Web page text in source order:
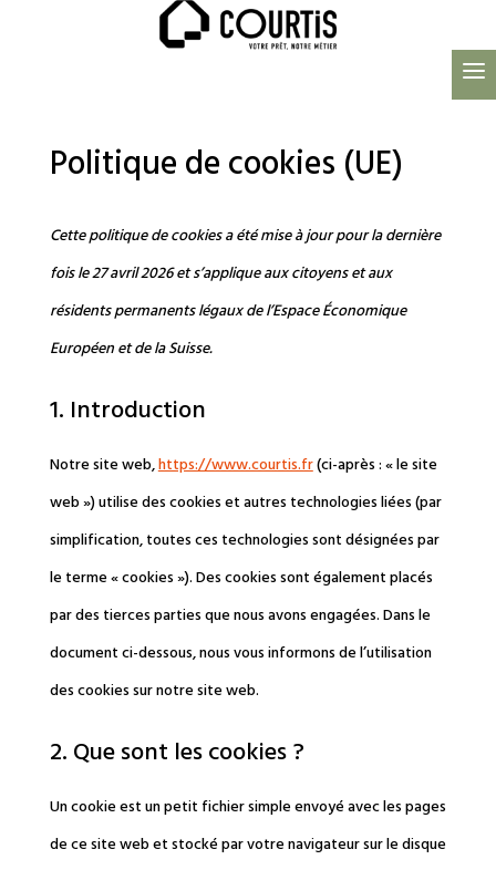
Politique de cookies (UE)
Cette politique de cookies a été mise à jour pour la dernière
fois le 27 avril 2026 et s’applique aux citoyens et aux
résidents permanents légaux de l’Espace Économique
Européen et de la Suisse.
1. Introduction
Notre site web,https://www.courtis.fr(ci-après : « le site
web ») utilise des cookies et autres technologies liées (par
simplification, toutes ces technologies sont désignées par
le terme « cookies »). Des cookies sont également placés
par des tierces parties que nous avons engagées. Dans le
document ci-dessous, nous vous informons de l’utilisation
des cookies sur notre site web.
2. Que sont les cookies ?
Un cookie est un petit fichier simple envoyé avec les pages
de ce site web et stocké par votre navigateur sur le disque